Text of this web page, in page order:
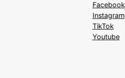
Facebook
Instagram
TikTok
Youtube